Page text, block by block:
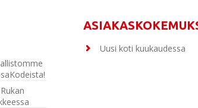
Uusi koti kuukaudessa